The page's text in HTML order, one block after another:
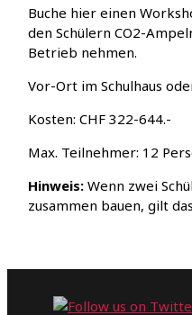
Buche hier einen
den Schülern CO2-
Betrieb nehmen.
Vor-Ort im Schulhaus
Kosten: CHF 322-644.-
Max. Teilnehmer: 12
Hinweis: Wenn zwei
zusammen bauen, gilt